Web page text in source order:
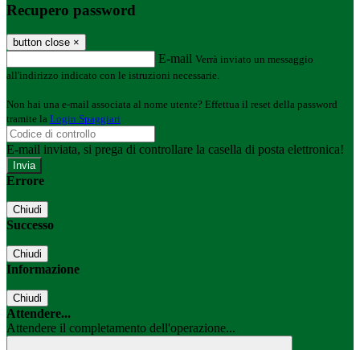
Recupero password
button close ×
E-mail Verrà inviato un messaggio
all'indirizzo indicato con le istruzioni necessarie.
Non hai una e-mail associata al nome utente? Effettua il reset della password
tramite la Login Spaggiari
E-mail inviata, si prega di controllare la casella di posta elettronica!
Errore
Chiudi
Successo
Chiudi
Informazione
Chiudi
Attendere...
Attendere il completamento dell'operazione...